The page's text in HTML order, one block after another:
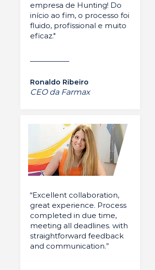
empresa de Hunting! Do
início ao fim, o processo foi
fluido, profissional e muito
eficaz."
Ronaldo Ribeiro
CEO da Farmax
“Excellent collaboration,
great experience. Process
completed in due time,
meeting all deadlines. with
straightforward feedback
and communication.”